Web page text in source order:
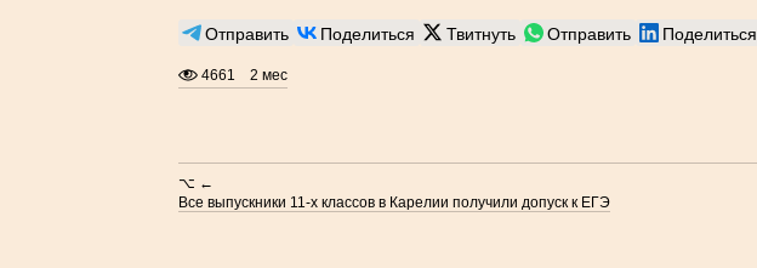
Отправить Поделиться Твитнуть Отправить Поделиться
4661 2 мес
⌥ ←
Все выпускники 11-х классов в Карелии получили допуск к ЕГЭ